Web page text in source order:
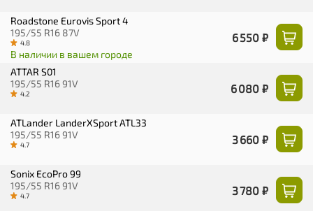
Roadstone Eurovis Sport 4
195/55 R16 87V
4.8
В наличии в вашем городе
6 550 ₽
ATTAR S01
195/55 R16 91V
4.2 6 080 ₽
ATLander LanderXSport ATL33
195/55 R16 91V
4.7 3 660 ₽
Sonix EcoPro 99
195/55 R16 91V
4.7 3 780 ₽